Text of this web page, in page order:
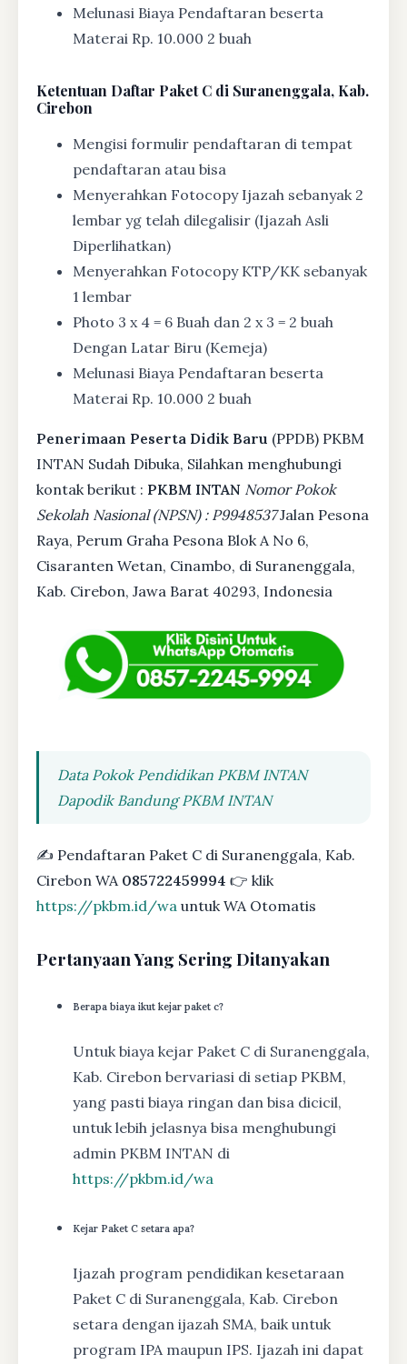
Melunasi Biaya Pendaftaran beserta
Materai Rp. 10.000 2 buah
Ketentuan Daftar Paket C di Suranenggala, Kab.
Cirebon
Mengisi formulir pendaftaran di tempat
pendaftaran atau bisa
Menyerahkan Fotocopy Ijazah sebanyak 2
lembar yg telah dilegalisir (Ijazah Asli
Diperlihatkan)
Menyerahkan Fotocopy KTP/KK sebanyak
1 lembar
Photo 3 x 4 = 6 Buah dan 2 x 3 = 2 buah
Dengan Latar Biru (Kemeja)
Melunasi Biaya Pendaftaran beserta
Materai Rp. 10.000 2 buah
Penerimaan Peserta Didik Baru (PPDB) PKBM
INTAN Sudah Dibuka, Silahkan menghubungi
kontak berikut : PKBM INTAN Nomor Pokok
Sekolah Nasional (NPSN) : P9948537Jalan Pesona
Raya, Perum Graha Pesona Blok A No 6,
Cisaranten Wetan, Cinambo, di Suranenggala,
Kab. Cirebon, Jawa Barat 40293, Indonesia
Data Pokok Pendidikan PKBM INTAN
Dapodik Bandung PKBM INTAN
✍ Pendaftaran Paket C di Suranenggala, Kab.
Cirebon WA 085722459994 👉 klik
https://pkbm.id/wa untuk WA Otomatis
Pertanyaan Yang Sering Ditanyakan
Berapa biaya ikut kejar paket c?
Untuk biaya kejar Paket C di Suranenggala,
Kab. Cirebon bervariasi di setiap PKBM,
yang pasti biaya ringan dan bisa dicicil,
untuk lebih jelasnya bisa menghubungi
admin PKBM INTAN di
https://pkbm.id/wa
Kejar Paket C setara apa?
Ijazah program pendidikan kesetaraan
Paket C di Suranenggala, Kab. Cirebon
setara dengan ijazah SMA, baik untuk
program IPA maupun IPS. Ijazah ini dapat